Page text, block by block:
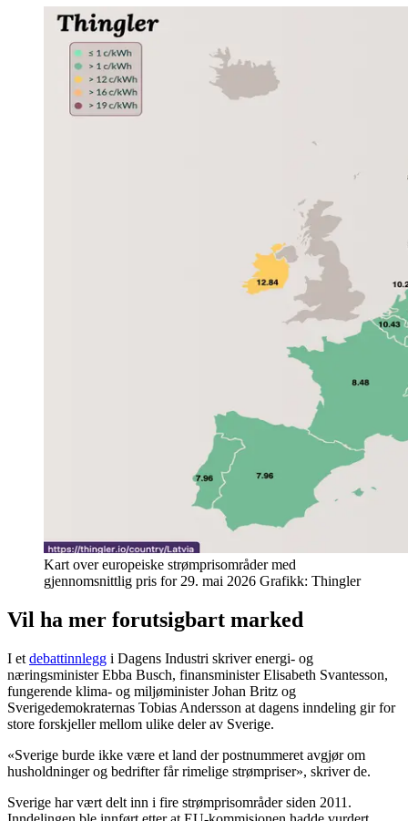
Kart over europeiske strømprisområder med
gjennomsnittlig pris for 29. mai 2026 Grafikk: Thingler
Vil ha mer forutsigbart marked
I et debattinnlegg i Dagens Industri skriver energi- og
næringsminister Ebba Busch, finansminister Elisabeth Svantesson,
fungerende klima- og miljøminister Johan Britz og
Sverigedemokraternas Tobias Andersson at dagens inndeling gir for
store forskjeller mellom ulike deler av Sverige.
«Sverige burde ikke være et land der postnummeret avgjør om
husholdninger og bedrifter får rimelige strømpriser», skriver de.
Sverige har vært delt inn i fire strømprisområder siden 2011.